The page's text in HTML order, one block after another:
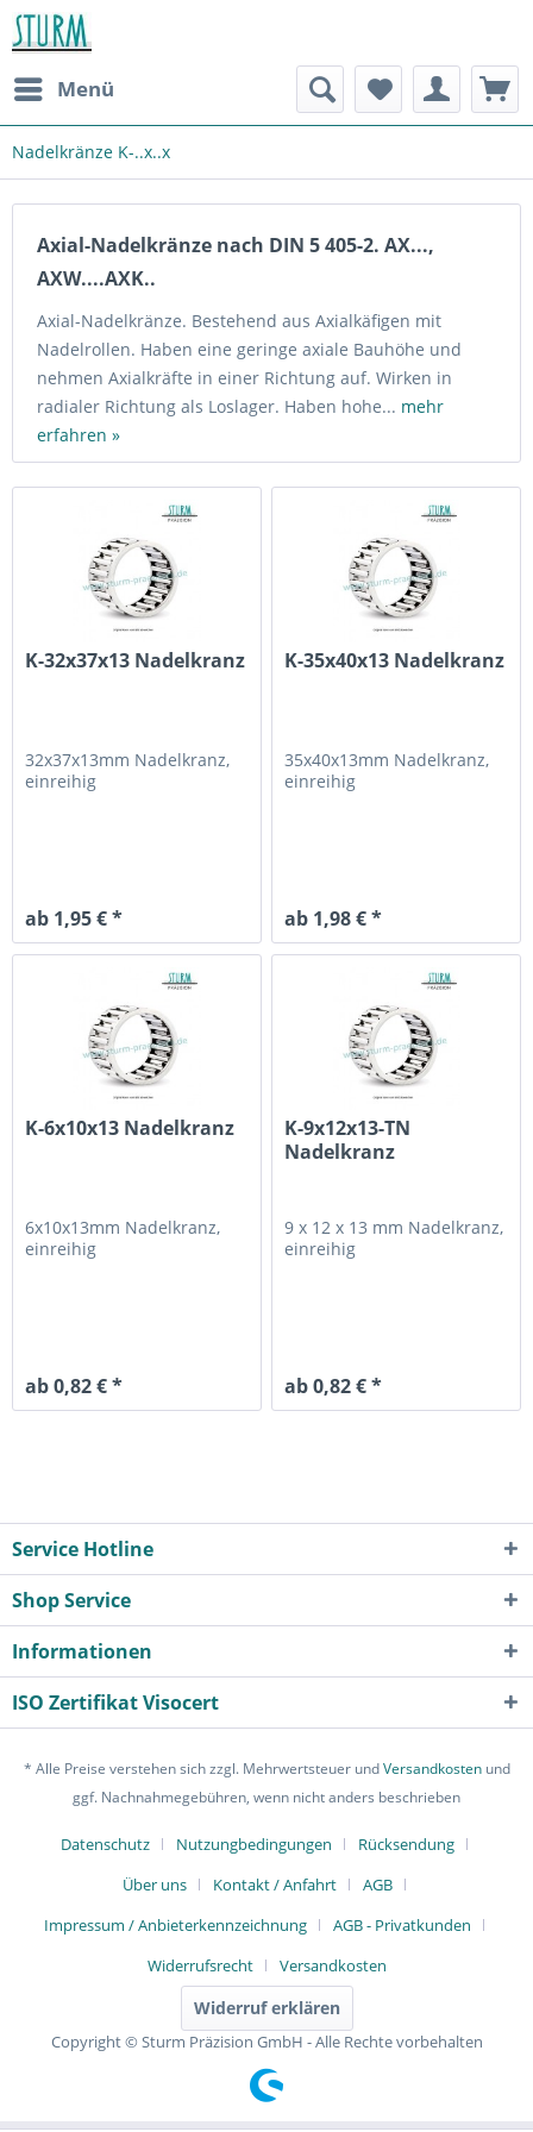
Menü
Nadelkränze K-..x..x
Axial-Nadelkränze nach DIN 5 405-2. AX...,
AXW....AXK..
Axial-Nadelkränze. Bestehend aus Axialkäfigen mit
Nadelrollen. Haben eine geringe axiale Bauhöhe und
nehmen Axialkräfte in einer Richtung auf. Wirken in
radialer Richtung als Loslager. Haben hohe... mehr
erfahren »
K-32x37x13 Nadelkranz
32x37x13mm Nadelkranz,
einreihig
ab 1,95 € *
K-35x40x13 Nadelkranz
35x40x13mm Nadelkranz,
einreihig
ab 1,98 € *
K-6x10x13 Nadelkranz
6x10x13mm Nadelkranz,
einreihig
ab 0,82 € *
K-9x12x13-TN
Nadelkranz
9 x 12 x 13 mm Nadelkranz,
einreihig
ab 0,82 € *
Service Hotline
Shop Service
Informationen
ISO Zertifikat Visocert
* Alle Preise verstehen sich zzgl. Mehrwertsteuer undVersandkostenund
ggf. Nachnahmegebühren, wenn nicht anders beschrieben
Datenschutz Nutzungbedingungen
Rücksendung
Über uns
Kontakt / Anfahrt
AGB
Impressum / Anbieterkennzeichnung
AGB - Privatkunden
Widerrufsrecht
Versandkosten
Widerruf erklären
Copyright © Sturm Präzision GmbH - Alle Rechte vorbehalten